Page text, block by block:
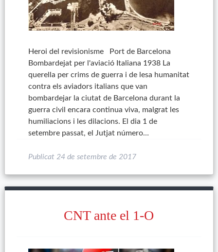
Heroi del revisionisme Port de Barcelona
Bombardejat per l'aviació Italiana 1938 La
querella per crims de guerra i de lesa humanitat
contra els aviadors italians que van
bombardejar la ciutat de Barcelona durant la
guerra civil encara continua viva, malgrat les
humiliacions i les dilacions. El dia 1 de
setembre passat, el Jutjat número…
Publicat 24 de setembre de 2017
CNT ante el 1-O